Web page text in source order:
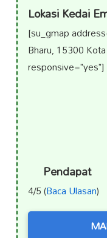
Lokasi Kedai
[su_gmap
Bharu, 15300
responsive="yes"]
Pendapat
4/5 (Baca Ulasan)